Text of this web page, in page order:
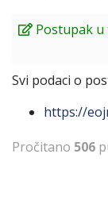
Postupak u
Svi podaci o
https://
Pročitano 506